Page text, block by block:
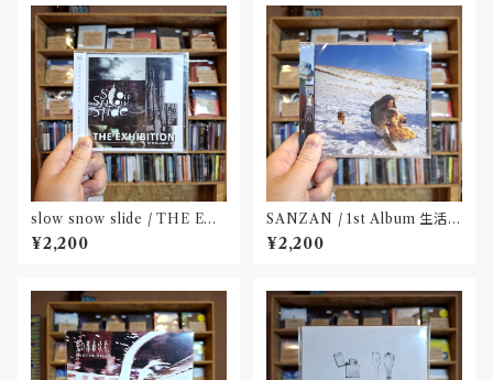
slow snow slide / THE EX
HIBITION(CD)〝山形県酒田
市〟
¥2,200
SANZAN / 1st Album 生活の
名残(CD)〝静岡県三島市〟
¥2,200